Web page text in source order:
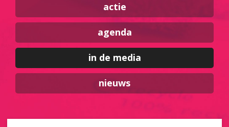
actie
agenda
in de media
nieuws